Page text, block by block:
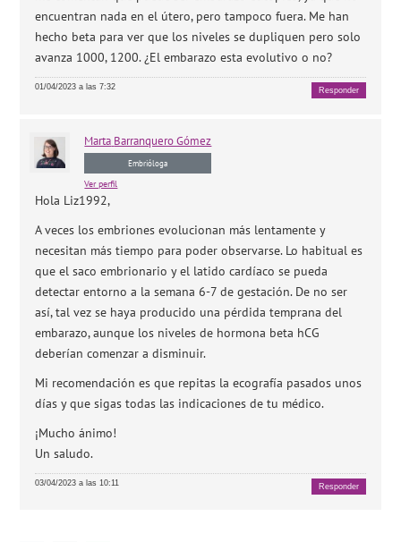
encuentran nada en el útero, pero tampoco fuera. Me han
hecho beta para ver que los niveles se dupliquen pero solo
avanza 1000, 1200. ¿El embarazo esta evolutivo o no?
01/04/2023 a las 7:32 Responder
Marta Barranquero Gómez
Embrióloga
Ver perfil
Hola Liz1992,
A veces los embriones evolucionan más lentamente y
necesitan más tiempo para poder observarse. Lo habitual es
que el saco embrionario y el latido cardíaco se pueda
detectar entorno a la semana 6-7 de gestación. De no ser
así, tal vez se haya producido una pérdida temprana del
embarazo, aunque los niveles de hormona beta hCG
deberían comenzar a disminuir.
Mi recomendación es que repitas la ecografía pasados unos
días y que sigas todas las indicaciones de tu médico.
¡Mucho ánimo!
Un saludo.
03/04/2023 a las 10:11 Responder